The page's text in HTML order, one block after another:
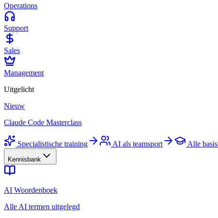
Operations
Support
Sales
Management
Uitgelicht
Nieuw
Claude Code Masterclass
Specialistische training AI als teamsport Alle
Kennisbank
AI Woordenboek
Alle AI termen uitgelegd